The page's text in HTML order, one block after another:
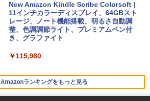
FMV ノートパソコン WE1-K3 (MS 365 P
ersonal/Copilotキー搭載/Win 11/15.6型/
Core i5/16GB/SSD 512GB/ホワイト) FM
VWK3E15W_AZ
￥3,600
New Amazon Kindle Scribe Colorsoft |
11インチカラーディスプレイ、64GBスト
レージ、ノート機能搭載、明るさ自動調
整、色調調節ライト、プレミアムペン付
き、グラファイト
￥115,980
Amazonランキングをもっと見る